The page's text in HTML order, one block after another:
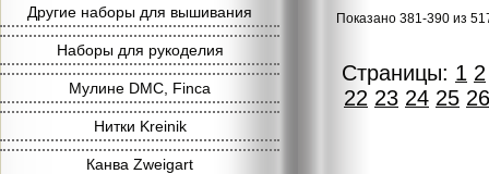
Другие наборы для вышивания
Наборы для рукоделия
Мулине DMC, Finca
Нитки Kreinik
Канва Zweigart
Показано 381-390 из
Страницы: 1 2
22 23 24 25 26